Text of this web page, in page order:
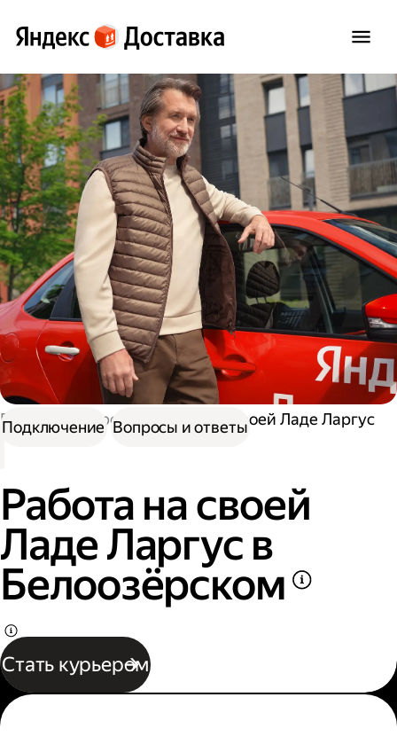
Работа курьером Работа на своей Ладе Ларгус
Работа на своей
Ладе Ларгус в
Белоозёрском
Стать курьером
Подключение Вопросы и ответы